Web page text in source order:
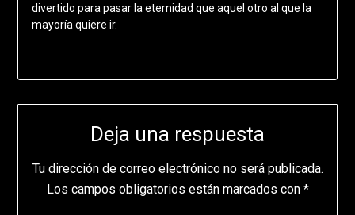
divertido para pasar la eternidad que aquel otro al que la
mayoría quiere ir.
Deja una respuesta
Tu dirección de correo electrónico no será publicada.
Los campos obligatorios están marcados con *